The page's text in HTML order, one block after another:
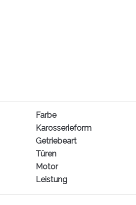
Farbe
Karosserieform
Getriebeart
Türen
Motor
Leistung